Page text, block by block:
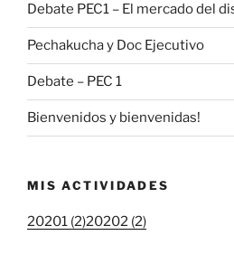
Debate PEC1 – El mercado del
Pechakucha y Doc Ejecutivo
Debate – PEC 1
Bienvenidos y bienvenidas!
MIS ACTIVIDADES
20201 (2)20202 (2)